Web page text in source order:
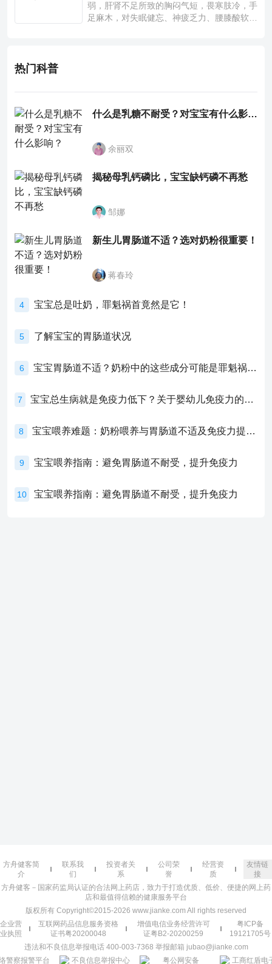
弱，肝肾不足所致的胸闷气短，畏寒肢冷，手
足麻木，对失眠健忘、神疲乏力、腰膝酸软也
热门科普
什么是乳糖不耐受？对宝宝有什么影响？
余丽双
揭秘母乳钙磷比，宝宝缺钙磷不再愁
邹娜
新生儿胃肠道不适？选对奶粉很重要！
蒋春玲
4 宝宝总是吐奶，罪魁祸首竟然是它！
5 了解宝宝的胃肠道状况
6 宝宝胃肠道不适？奶粉中的这些成分可能是罪魁祸首！
7 宝宝总生病就是免疫力低下？关于婴幼儿免疫力的真相，家长必须了解！
8 宝宝喂养难题：奶粉喂养与胃肠道不适及免疫力提升的奥秘
9 宝宝喂养指南：避免胃肠道不耐受，提升免疫力
10 宝宝喂养指南：避免胃肠道不耐受，提升免疫力
方舟健客简
介
联系我
们
投资者关
系
公司荣
誉
经营资
质
友情链
接
方舟健客－国家药监局认证的合法网上药店，致力于打造优质、低价、便捷的网上药
店和最值得信赖的健康服务平台
版权所有 Copyright©2015-2026 www.jianke.com All rights reserved
企业营
业执照
互联网药品信息服务资格
证书粤20200048
增值电信业务经营许可
证粤B2-20200259
粤ICP备
19121705号
违法和不良信息举报电话 400-003-7368 举报邮箱 jubao@jianke.com